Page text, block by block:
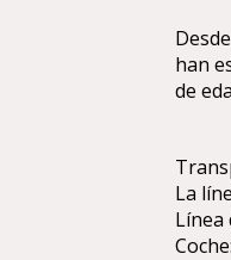
han
de
La
Línea